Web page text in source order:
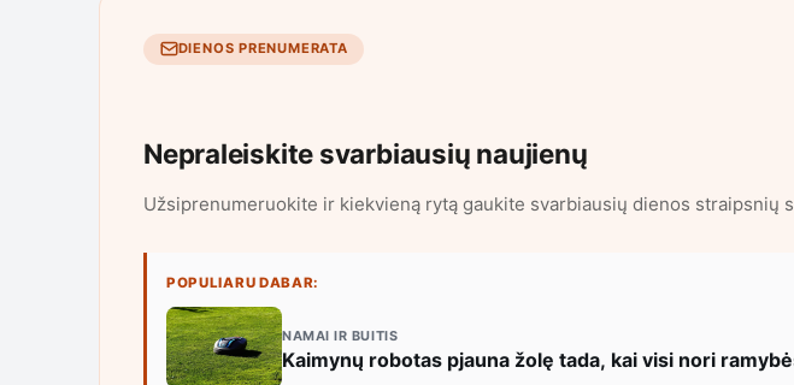
DIENOS PRENUMERATA
Nepraleiskite svarbiausių naujienų
Užsiprenumeruokite ir kiekvieną rytą gaukite svarbiausių dienos straipsnių
POPULIARU DABAR:
NAMAI IR BUITIS
Kaimynų robotas pjauna žolę tada, kai visi nori